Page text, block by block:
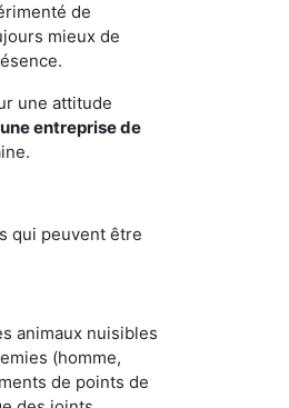
de
mieux de
une attitude
entreprise de
qui peuvent être
animaux nuisibles
(homme,
de points de